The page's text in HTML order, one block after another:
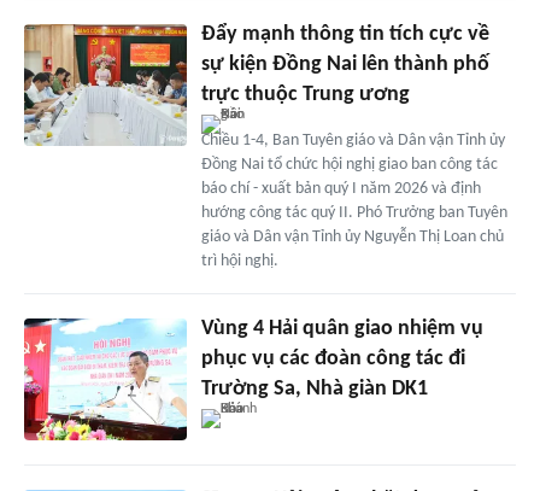
Đẩy mạnh thông tin tích cực về
sự kiện Đồng Nai lên thành phố
trực thuộc Trung ương
Chiều 1-4, Ban Tuyên giáo và Dân vận Tỉnh ủy
Đồng Nai tổ chức hội nghị giao ban công tác
báo chí - xuất bản quý I năm 2026 và định
hướng công tác quý II. Phó Trưởng ban Tuyên
giáo và Dân vận Tỉnh ủy Nguyễn Thị Loan chủ
trì hội nghị.
Vùng 4 Hải quân giao nhiệm vụ
phục vụ các đoàn công tác đi
Trường Sa, Nhà giàn DK1